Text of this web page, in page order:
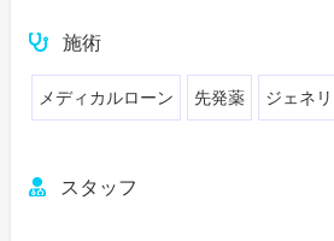
施術
メディカルローン 先発薬 ジェネ
スタッフ